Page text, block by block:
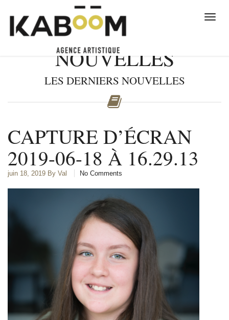
NOUVELLES
LES DERNIERS NOUVELLES
CAPTURE D’ÉCRAN
2019-06-18 À 16.29.13
juin 18, 2019 By Val No Comments